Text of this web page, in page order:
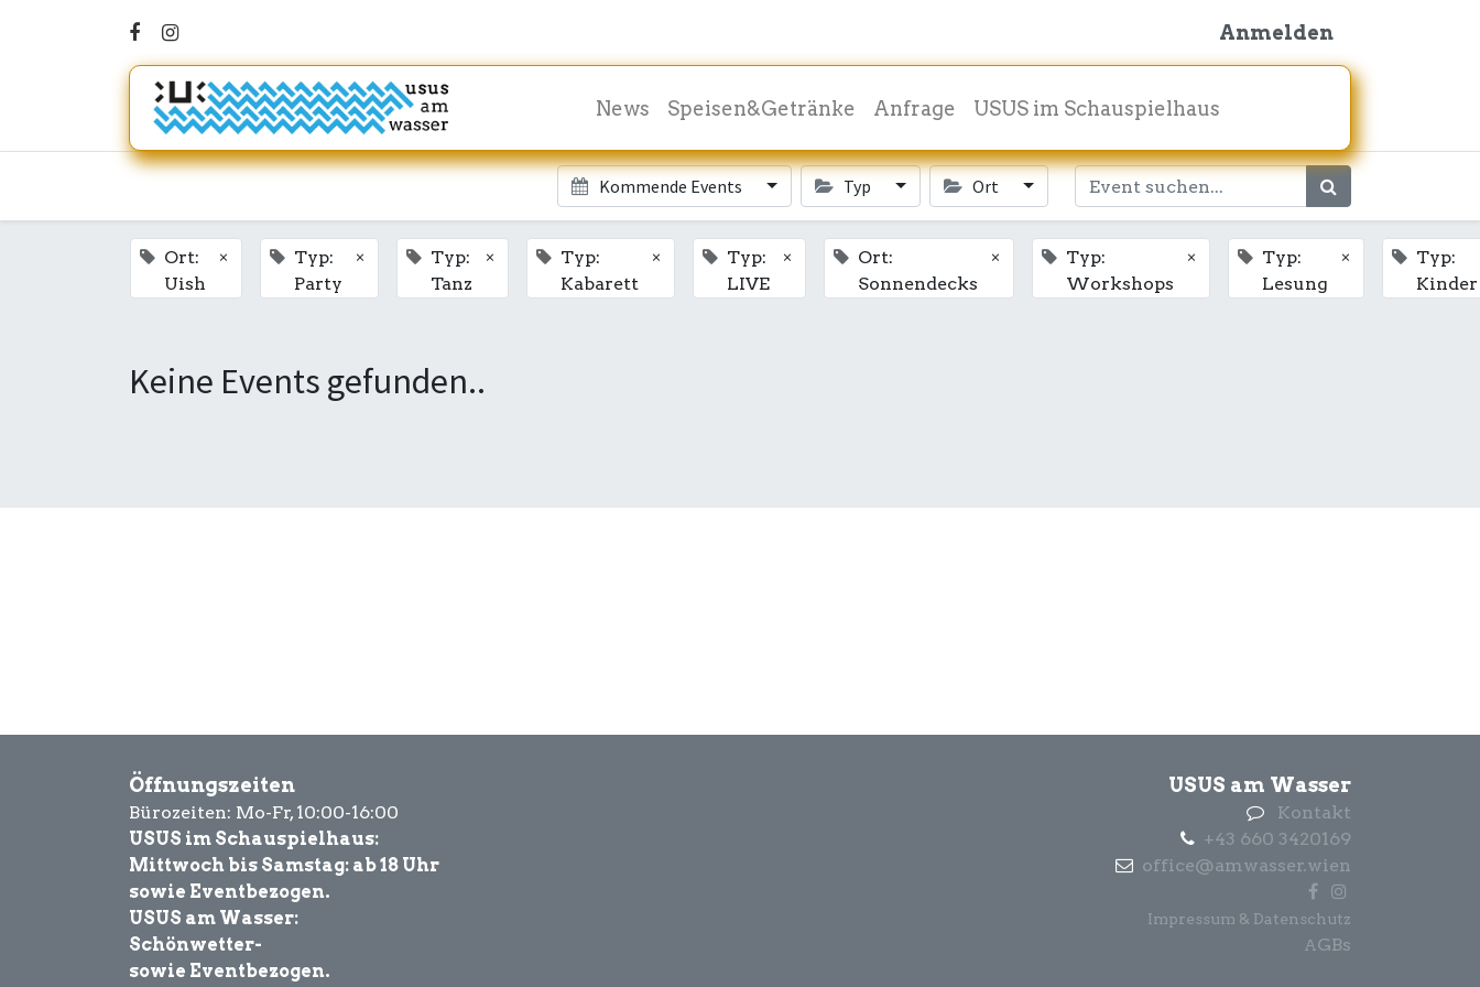
Anmelden
News Speisen&Getränke Anfrage USUS im Schauspielhaus
Kommende Events Typ Ort
Ort:
Uish
×
Typ:
Party
×
Typ:
Tanz
×
Typ:
Kabarett
×
Typ:
LIVE
×
Ort:
Sonnendecks
×
Typ:
Workshops
×
Typ:
Lesung
×
Typ:
Kinder
Keine Events gefunden..
Öffnungszeiten
Bürozeiten: Mo-Fr, 10:00-16:00
USUS im Schauspielhaus:
Mittwoch bis Samstag: ab 18 Uhr
sowie Eventbezogen.
USUS am Wasser:
Schönwetter-
sowie Eventbezogen.
USUS am Wasser
Kontakt
+43 660 3420169
office@amwasser.wien
Impressum & Datenschutz
AGBs